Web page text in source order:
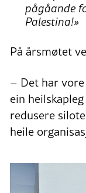
pågåande
Palestina!»
På årsmøtet
– Det har
ein
redusere
heile